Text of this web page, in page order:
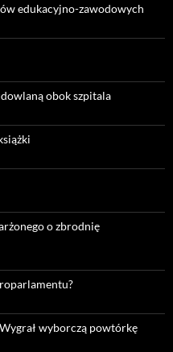
edukacyjno-zawodowych
obok szpitala
o zbrodnię
wyborczą powtórkę